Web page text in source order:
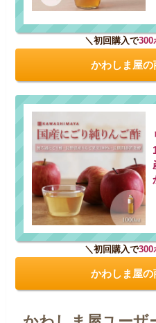
＼初回購入で300
かわしま屋
＼初回購入で300
かわしま屋